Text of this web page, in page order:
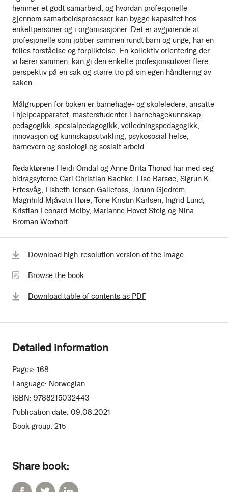
hemmer et godt samarbeid, og hvordan profesjonelle
gjennom samarbeidsprosesser kan bygge kapasitet hos
enkeltpersoner og i organisasjoner. Det er avgjørende at
profesjonelle som jobber sammen rundt barn og unge, har en
felles forståelse og forpliktelse. En kollektiv orientering der
vi lærer sammen, kan gi den enkelte profesjonsutøver flere
perspektiv på en sak og større tro på sin egen håndtering av
saken.
Målgruppen for boken er barnehage- og skoleledere, ansatte
i hjelpeapparatet, masterstudenter i barnehagekunnskap,
pedagogikk, spesialpedagogikk, veiledningspedagogikk,
innovasjon og kunnskapsutvikling, psykososial helse,
barnevern og sosiologi og sosialt arbeid.
Redaktørene Heidi Omdal og Anne Brita Thorød har med seg
bidragsyterne Carl Christian Bachke, Lise Barsøe, Sigrun K.
Ertesvåg, Lisbeth Jensen Gallefoss, Jorunn Gjedrem,
Magnhild Mjåvatn Høie, Tone Kristin Karlsen, Ingrid Lund,
Kristian Leonard Melby, Marianne Hovet Steig og Nina
Broman Woxholt.
Share book:
Download high-resolution version of the image
Browse
bookBrowse the book
Download table of contents as PDF
Detailed information
Pages: 168
Language: Norwegian
ISBN: 9788215032443
Publication date: 09.08.2021
Book group: 215